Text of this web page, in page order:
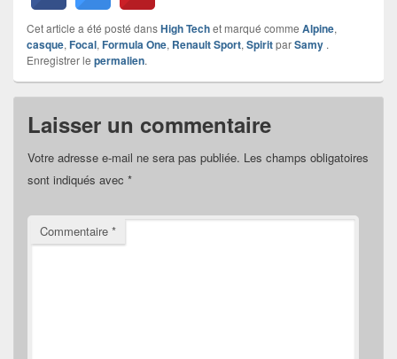
Cet article a été posté dansHigh Techet marqué comme Alpine,
casque, Focal, Formula One, Renault Sport, SpiritparSamy .
Enregistrer le permalien.
Laisser un commentaire
Votre adresse e-mail ne sera pas publiée. Les champs obligatoires
sont indiqués avec *
Commentaire *